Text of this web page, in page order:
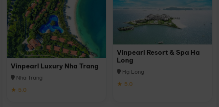
Vinpearl Luxury Nha Trang
Nha Trang
★ 5.0
Vinpearl Resort & Spa Ha
Long
Hạ Long
★ 5.0